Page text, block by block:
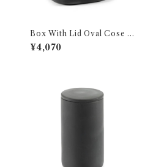
Box With Lid Oval Cose L
SERAX
¥4,070